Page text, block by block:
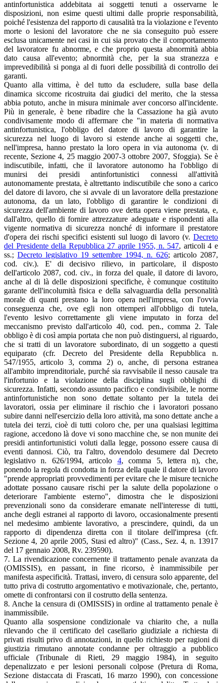
antinfortunistica addebitata ai soggetti tenuti a osservarne le
disposizioni, non esime questi ultimi dalle proprie responsabilità,
poiché l'esistenza del rapporto di causalità tra la violazione e l'evento
morte o lesioni del lavoratore che ne sia conseguito può essere
esclusa unicamente nei casi in cui sia provato che il comportamento
del lavoratore fu abnorme, e che proprio questa abnormità abbia
dato causa all'evento; abnormità che, per la sua stranezza e
imprevedibilità si ponga al di fuori delle possibilità di controllo dei
garanti.
Quanto alla vittima, è del tutto da escludere, sulla base della
dinamica siccome ricostruita dai giudici del merito, che la stessa
abbia potuto, anche in misura minimale aver concorso all'incidente.
Più in generale, è bene ribadire che la Cassazione ha già avuto
condivisamente modo di affermare che "in materia di normativa
antinfortunistica, l'obbligo del datore di lavoro di garantire la
sicurezza nel luogo di lavoro si estende anche ai soggetti che,
nell'impresa, hanno prestato la loro opera in via autonoma (v. di
recente, Sezione 4, 25 maggio 2007-3 ottobre 2007, Sfoggia). Se è
indiscutibile, infatti, che il lavoratore autonomo ha l'obbligo di
munirsi dei presidi antinfortunistici connessi all'attività
autonomamente prestata, è altrettanto indiscutibile che sono a carico
del datore di lavoro, che si avvale di un lavoratore della prestazione
autonoma, da un lato, l'obbligo di garantire le condizioni di
sicurezza dell'ambiente di lavoro ove detta opera viene prestata, e,
dall'altro, quello di fornire attrezzature adeguate e rispondenti alla
vigente normativa di sicurezza nonché di informare il prestatore
d'opera dei rischi specifici esistenti sul luogo di lavoro (v. Decreto
del Presidente della Repubblica 27 aprile 1955, n. 547, articoli 4 e
ss.; Decreto legislativo 19 settembre 1994, n. 626; articolo 2087,
cod. civ.). E' di decisivo rilievo, in particolare, il disposto
dell'articolo 2087, cod. civ., in forza del quale, il datore di lavoro,
anche al di là delle disposizioni specifiche, è comunque costituito
garante dell'incolumità fisica e della salvaguardia della personalità
morale di quanti prestano la loro opera nell'impresa, con l'ovvia
conseguenza che, ove egli non ottemperi all'obbligo di tutela,
l'evento lesivo correttamente gli viene imputato in forza del
meccanismo previsto dall'articolo 40, cod. pen., comma 2. Tale
obbligo è di così ampia portata che non può distinguersi, al riguardo,
che si tratti di un lavoratore subordinato, di un soggetto a questi
equiparato (cfr. Decreto del Presidente della Repubblica n.
547/1955, articolo 3, comma 2) o, anche, di persona estranea
all'ambito imprenditoriale, purché sia ravvisabile il nesso causale tra
l'infortunio e la violazione della disciplina sugli obblighi di
sicurezza. Infatti, secondo assunto pacifico e condivisibile, le norme
antinfortunistiche non sono dettate soltanto per la tutela dei
lavoratori, ossia per eliminare il rischio che i lavoratori possano
subire danni nell'esercizio della loro attività, ma sono dettate anche a
tutela dei terzi, cioè di tutti coloro che, per una qualsiasi legittima
ragione, accedono là dove vi sono macchine che, se non munite dei
presidi antinfortunistici voluti dalla legge, possono essere causa di
eventi dannosi. Ciò, tra l'altro, dovendolo desumere dal Decreto
legislativo n. 626/1994, articolo 4, comma 5, lettera n), che,
ponendo la regola di condotta in forza della quale il datore di lavoro
"prende appropriati provvedimenti per evitare che le misure tecniche
adottate possano causare rischi per la salute della popolazione o
deteriorare l'ambiente esterno", dimostra che le disposizioni
prevenzionali sono da considerare emanate nell'interesse di tutti,
anche degli estranei al rapporto di lavoro, occasionalmente presenti
nel medesimo ambiente lavorativo, a prescindere, quindi, da un
rapporto di dipendenza diretta con il titolare dell'impresa (cfr.
Sezione 4, 20 aprile 2005, Stasi ed altro)" (Cass., Sez. 4, n. 13917
del 17 gennaio 2008, Rv. 239590).
7. La rivendicazione concernente il trattamento penale avanzata da
(OMISSIS), en passant, in fine ricorso, è inammissibile per
manifesta aspecificità. Trattasi, invero, di censura solo apparente, del
tutto priva di costrutto argomentativo e motivazionale, che, pertanto,
omette di confrontarsi con il costrutto della sentenza.
8. Anche la censura di (OMISSIS) in ordine al trattamento penale è
inammissibile.
Quanto alla sospensione condizionale va chiarito che, a nulla
rilevando che il certificato del casellario giudiziale a richiesta di
privati risulti privo di annotazioni, in quello richiesto per ragioni di
giustizia rimutano annotate condanne per oltraggio a pubblico
ufficiale (Tribunale di Rieti, 29 maggio 1984), in seguito
depenalizzato e per lesioni personali colpose (Pretura di Roma,
Sezione distaccata di Frascati, 16 marzo 1990), con concessione